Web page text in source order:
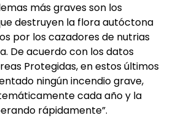
más graves son los
destruyen la flora autóctona
por los cazadores de nutrias
De acuerdo con los datos
Protegidas, en estos últimos
ningún incendio grave,
cada año y la
rápidamente”.